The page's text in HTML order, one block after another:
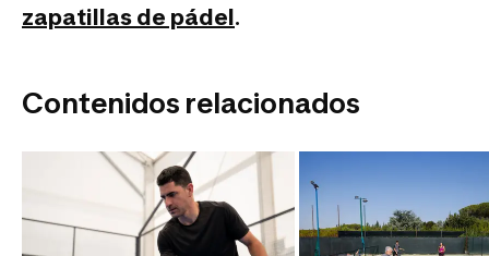
zapatillas de pádel.
Contenidos relacionados